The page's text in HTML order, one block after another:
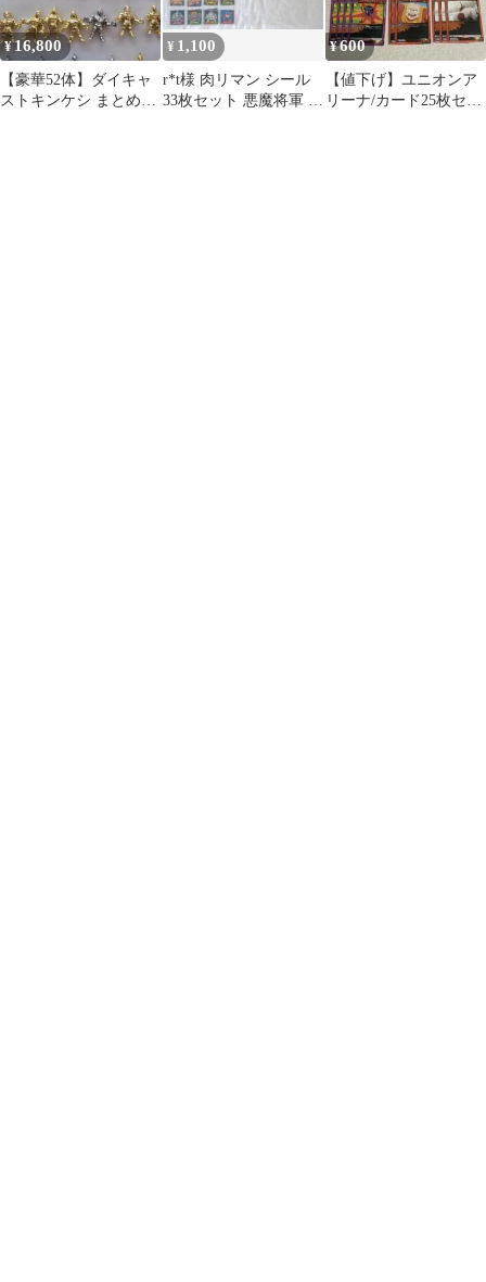
¥16,800
【豪華52体】ダイキャ
ストキンケシ まとめ売
¥ 1,100
r*t様 肉リマン シール
33枚セット 悪魔将軍 ア
¥600
【値下げ】ユニオンア
リーナ/カード25枚セッ